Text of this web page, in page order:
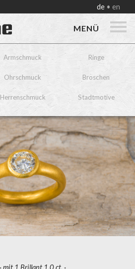
de en
MENÜ
Armschmuck Ringe
Ohrschmuck Broschen
Herrenschmuck Stadtmotive
mit 1 Brillant 1,0 ct.